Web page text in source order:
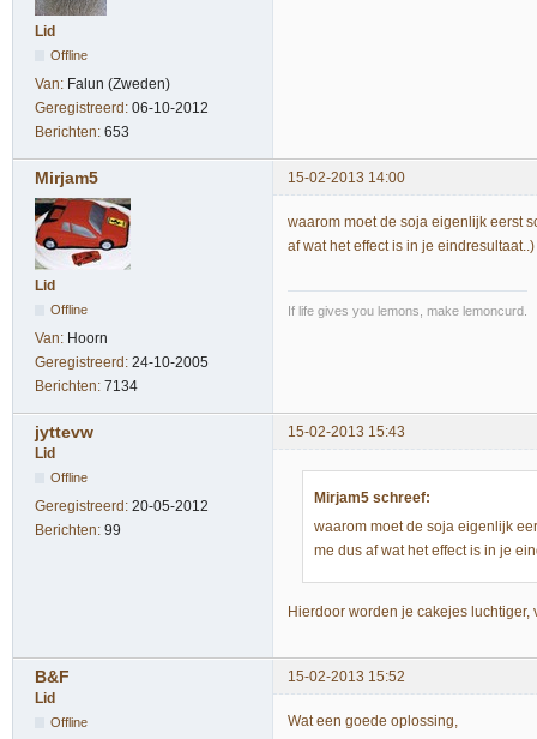
Lid
Offline
Van: Falun (Zweden)
Geregistreerd: 06-10-2012
Berichten: 653
Mirjam5 15-02-2013 14:00
Lid
Offline
Van: Hoorn
Geregistreerd: 24-10-2005
Berichten: 7134
waarom moet de soja eigenlijk eerst
af wat het effect is in je eindresultaat..)
If life gives you lemons, make lemoncurd.
jyttevw
15-02-2013 15:43
Lid
Offline
Geregistreerd: 20-05-2012
Berichten: 99
Mirjam5 schreef:
waarom moet de soja eigenlijk
me dus af wat het effect is in je
Hierdoor worden je cakejes luchtiger,
B&F
15-02-2013 15:52
Lid
Offline
Wat een goede oplossing,